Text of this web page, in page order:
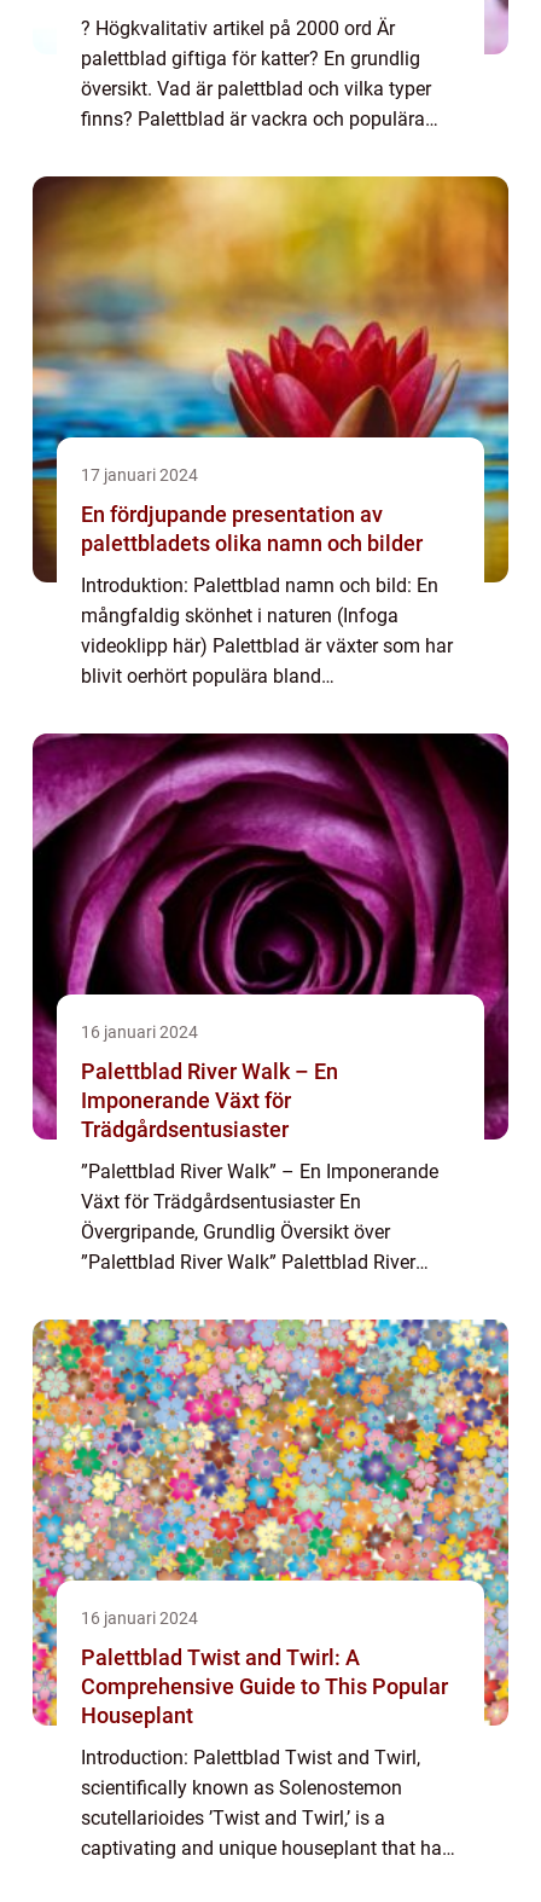
? Högkvalitativ artikel på 2000 ord Är
palettblad giftiga för katter? En grundlig
översikt. Vad är palettblad och vilka typer
finns? Palettblad är vackra och populära
prydnadsväxter inomhus. De finns i många
olika sorter o...
17 januari 2024
En fördjupande presentation av
palettbladets olika namn och bilder
Introduktion: Palettblad namn och bild: En
mångfaldig skönhet i naturen (Infoga
videoklipp här) Palettblad är växter som har
blivit oerhört populära bland
färgglada blad och olika namn och bilder
gör dem ti...
16 januari 2024
Palettblad River Walk – En
Imponerande Växt för
Trädgårdsentusiaster
”Palettblad River Walk” – En Imponerande
Växt för Trädgårdsentusiaster En
Övergripande, Grundlig Översikt över
”Palettblad River Walk” Palettblad River
populär och fascinerande vä...
16 januari 2024
Palettblad Twist and Twirl: A
Comprehensive Guide to This Popular
Houseplant
Introduction: Palettblad Twist and Twirl,
scientifically known as Solenostemon
scutellarioides ’Twist and Twirl,’ is a
captivating and unique houseplant that has